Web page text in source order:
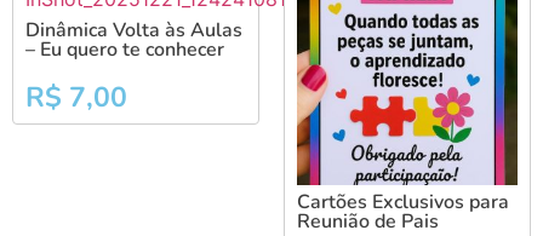
Dinâmica Volta às Aulas
– Eu quero te conhecer
R$ 7,00
Cartões Exclusivos para
Reunião de Pais